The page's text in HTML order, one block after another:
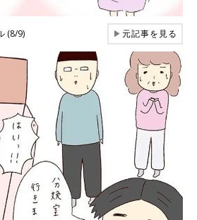
(8/9) ▶元記事を見る